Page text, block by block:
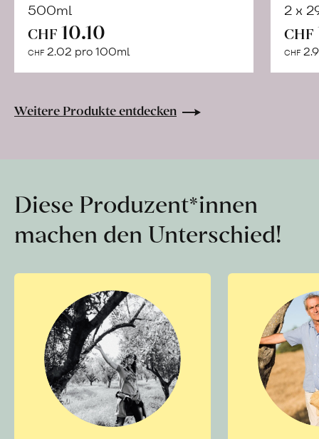
500ml
CHF 10.10
CHF 2.02 pro 100ml
Warenkorb
2 x
CHF
CHF
Weitere Produkte entdecken
Diese Produzent*innen
machen den Unterschied!